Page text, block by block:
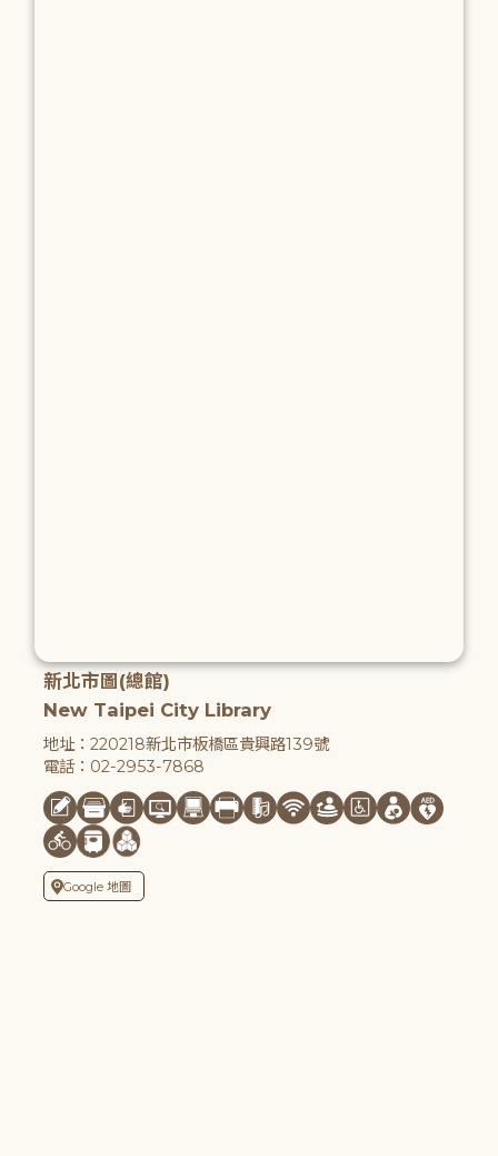
新北市圖(總館)
New Taipei City Library
地址：220218新北市板橋區貴興路139號
電話：02-2953-7868
Google 地圖